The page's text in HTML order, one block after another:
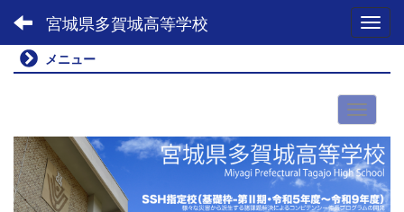
宮城県多賀城高等学校
メニュー